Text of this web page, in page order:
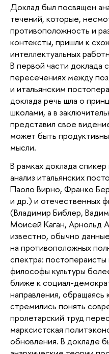
Доклад был посвящен
течений, которые,
противоположность и
контексты, пришли к
интеллектуальных
В первой части доклада
пересечениях между
и итальянским
доклада речь шла о
школами, а в
представил свое
может быть
мысли.
В рамках доклада
анализ итальянских
Паоло Вирно, Франко
и др.) и отечественных
(Владимир Библер,
Моисей Каган, Арнольд
известно, обычно
на противоположных
спектра: постопераисты
философы культуры
ближе к социал-
направления,
стремились понять
пролетарский труд
марксистская
обновления. В докладе